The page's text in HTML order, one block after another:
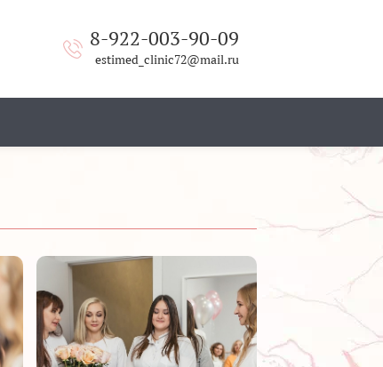
8-922-003-90-09
estimed_clinic72@mail.ru